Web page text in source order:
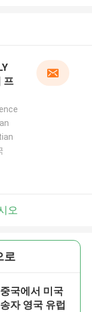
프
오
로
국에서 미국
자 영국 유럽